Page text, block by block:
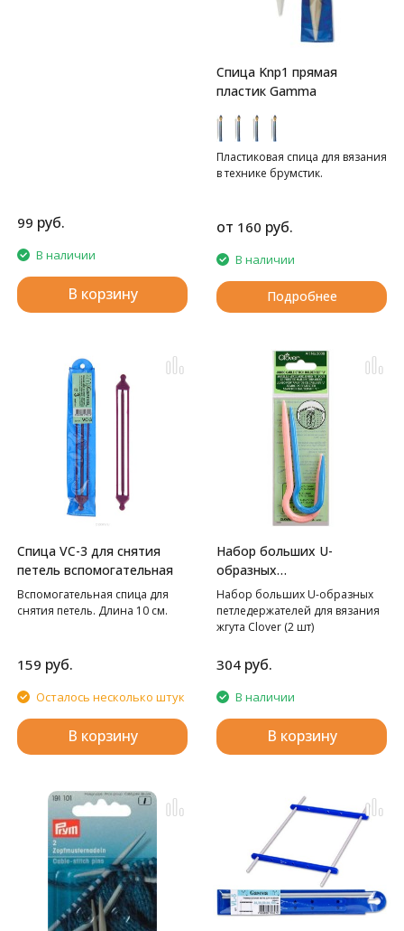
99 руб.
В наличии
В корзину
Спица Knp1 прямая
пластик Gamma
Пластиковая спица для вязания
в технике брумстик.
от 160 руб.
В наличии
Подробнее
Спица VC-3 для снятия
петель вспомогательная
Вспомогательная спица для
снятия петель. Длина 10 см.
159 руб.
Осталось несколько штук
В корзину
Набор больших U-
образных
петледержателей для
вязания жгута Clover
Набор больших U-образных
петледержателей для вязания
жгута Clover (2 шт)
304 руб.
В наличии
В корзину